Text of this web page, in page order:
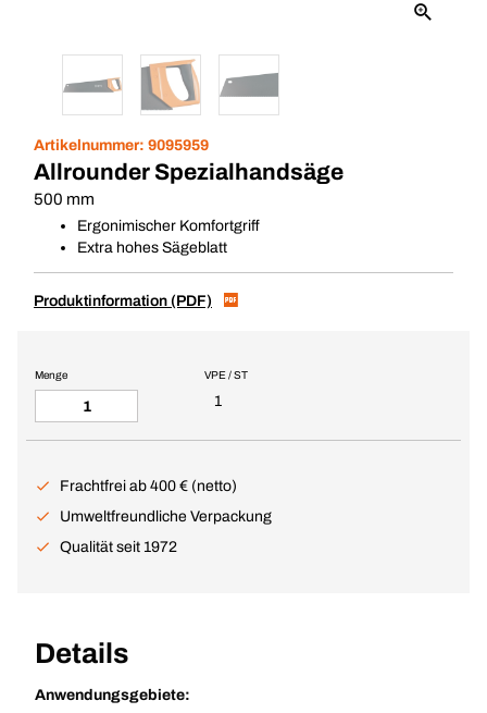
Artikelnummer: 9095959
Allrounder Spezialhandsäge
500 mm
Ergonimischer Komfortgriff
Extra hohes Sägeblatt
Produktinformation (PDF)
VPE / ST
1
Menge
Frachtfrei ab 400 € (netto)
Umweltfreundliche Verpackung
Qualität seit 1972
Details
Anwendungsgebiete: